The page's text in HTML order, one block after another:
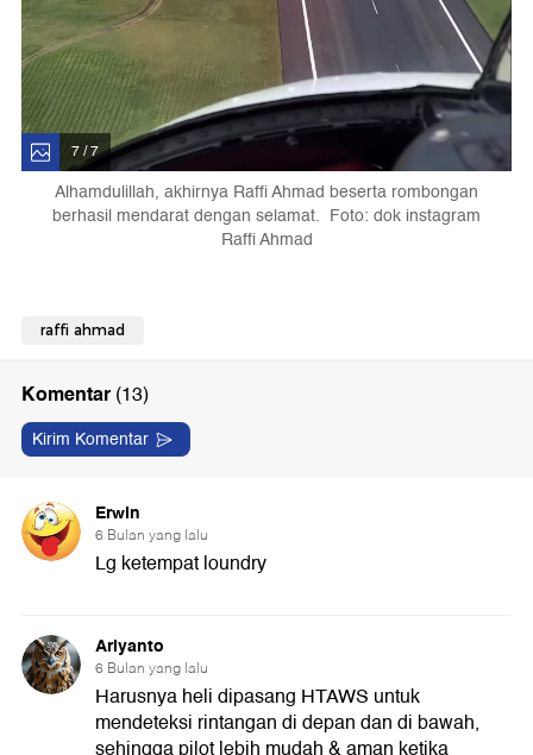
7 / 7
Alhamdulillah, akhirnya Raffi Ahmad beserta rombongan
berhasil mendarat dengan selamat. Foto: dok instagram
Raffi Ahmad
raffi ahmad